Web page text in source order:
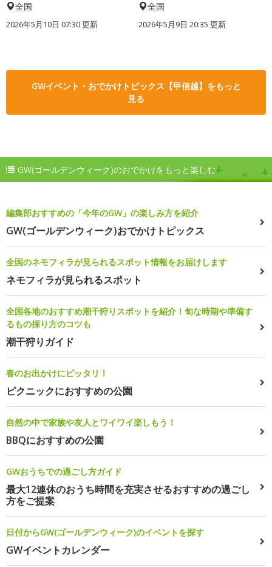
全国
2026年5月10日 07:30 更新
全国
2026年5月9日 20:35 更新
GWイベント・おでかけトピックス【甲信越】をもっと
見る
GW(ゴールデンウィーク)のおでかけをもっと楽しむ
編集部おすすめの「今年のGW」の楽しみ方を紹介
GW(ゴールデンウィーク)おでかけトピックス
全国のネモフィラが見られるスポット情報をお届けします
ネモフィラが見られるスポット
全国各地のおすすめ潮干狩りスポットを紹介！旬な時期や準備す
るもの採り方のコツも
潮干狩りガイド
春のお出かけにピッタリ！
ピクニックにおすすめの公園
自然の中で家族や友人とワイワイ楽しもう！
BBQにおすすめの公園
GWおうちでの過ごし方ガイド
最大12連休のおうち時間を充実させるおすすめの過ごし
方をご提案
日付からGW(ゴールデンウィーク)のイベントを探す
GWイベントカレンダー